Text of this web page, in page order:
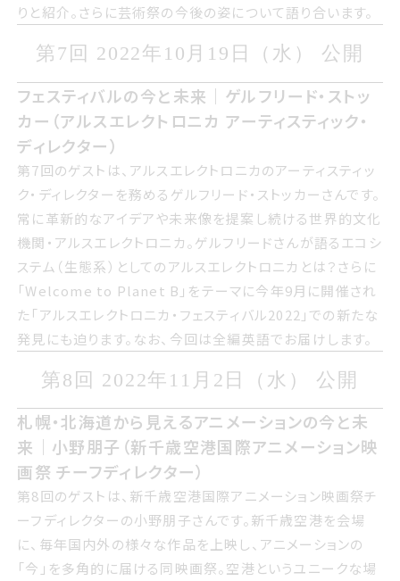
ろをたっぷりと紹介 さらにげいじゅつさいの今後の姿につい
りと紹介。さらに芸術祭の今後の姿について語り合います。
第7回 2022年じゅうがつ19日すいよ
うび 公開
第7回 2022年10月19日（水） 公開
フェスティバルの今と未来ゲルフリードストッカー
アルスエレクトロニカ アーティスティックディレク
ター
フェスティバルの今と未来｜ゲルフリード・ストッ
カー（アルスエレクトロニカ アーティスティック・
ディレクター）
第7回のゲストは アルスエレクトロニカのアーティスティッ
クディレクターを務めるゲルフリードストッカーさんです 常
に革新的なアイデアや未来像を提案し続ける世界的文化機
関アルスエレクトロニカ ゲルフリードさんが語るエコシステ
ム生態系としてのアルスエレクトロニカとはさらに
Welcome to Planet Bをテーマに今年くがつに開催され
たアルスエレクトロニカフェスティバル2022での新たな発
見にも迫ります なお 今回は全編英語でお届けします
第7回のゲストは、アルスエレクトロニカのアーティスティッ
ク・ディレクターを務めるゲルフリード・ストッカーさんです。
常に革新的なアイデアや未来像を提案し続ける世界的文化
機関・アルスエレクトロニカ。ゲルフリードさんが語るエコシ
ステム（生態系）としてのアルスエレクトロニカとは？さらに
「Welcome to Planet B」をテーマに今年9月に開催され
た「アルスエレクトロニカ・フェスティバル2022」での新たな
発見にも迫ります。なお、今回は全編英語でお届けします。
第8回 2022年1いちがつ2日すいよう
び 公開
第8回 2022年11月2日（水） 公開
札幌北海道から見えるアニメーションの今と未来
小野朋子新千歳空港国際アニメーション映画祭
チーフディレクター
札幌・北海道から見えるアニメーションの今と未
来｜小野朋子（新千歳空港国際アニメーション映
画祭 チーフディレクター）
第8回のゲストは 新千歳空港国際アニメーション映画祭チ
ーフディレクターの小野朋子さんです 新千歳空港を会場に
毎年国内外の様々な作品を上映し アニメーションの今を多
角的に届ける同映画祭 空港というユニークな場所で開催
第8回のゲストは、新千歳空港国際アニメーション映画祭チ
ーフディレクターの小野朋子さんです。新千歳空港を会場
に、毎年国内外の様々な作品を上映し、アニメーションの
「今」を多角的に届ける同映画祭。空港というユニークな場